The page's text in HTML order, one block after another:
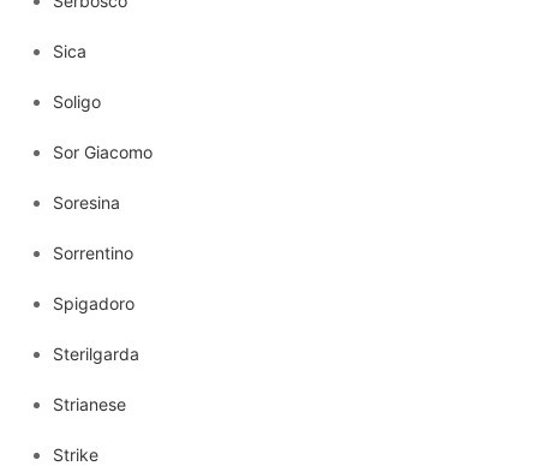
Sica
Soligo
Sor Giacomo
Soresina
Sorrentino
Spigadoro
Sterilgarda
Strianese
Strike